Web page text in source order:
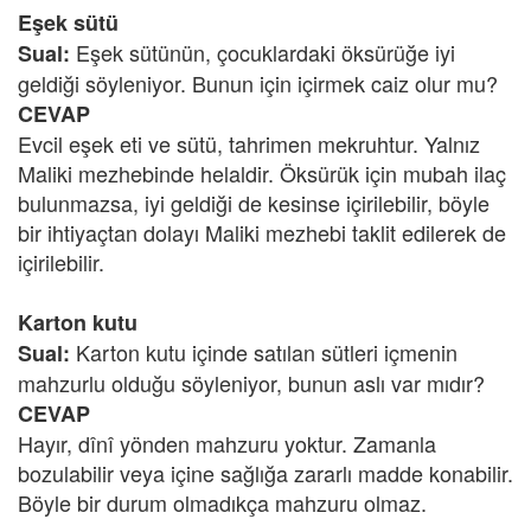
Eşek sütü
Sual: Eşek sütünün, çocuklardaki öksürüğe iyi
geldiği söyleniyor. Bunun için içirmek caiz olur mu?
CEVAP
Evcil eşek eti ve sütü, tahrimen mekruhtur. Yalnız
Maliki mezhebinde helaldir. Öksürük için mubah ilaç
bulunmazsa, iyi geldiği de kesinse içirilebilir, böyle
bir ihtiyaçtan dolayı Maliki mezhebi taklit edilerek de
içirilebilir.
Karton kutu
Sual: Karton kutu içinde satılan sütleri içmenin
mahzurlu olduğu söyleniyor, bunun aslı var mıdır?
CEVAP
Hayır, dînî yönden mahzuru yoktur. Zamanla
bozulabilir veya içine sağlığa zararlı madde konabilir.
Böyle bir durum olmadıkça mahzuru olmaz.